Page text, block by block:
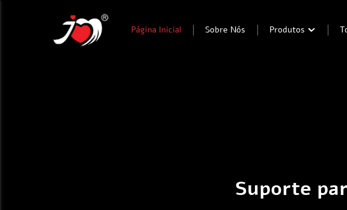
Página Inicial Sobre Nós Produtos
Suporte